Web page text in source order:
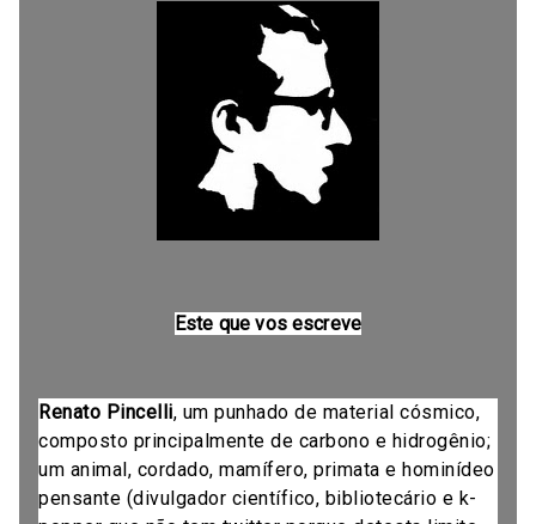
Este que vos escreve
Renato Pincelli, um punhado de material cósmico,
composto principalmente de carbono e hidrogênio;
um animal, cordado, mamífero, primata e hominídeo
pensante (divulgador científico, bibliotecário e k-